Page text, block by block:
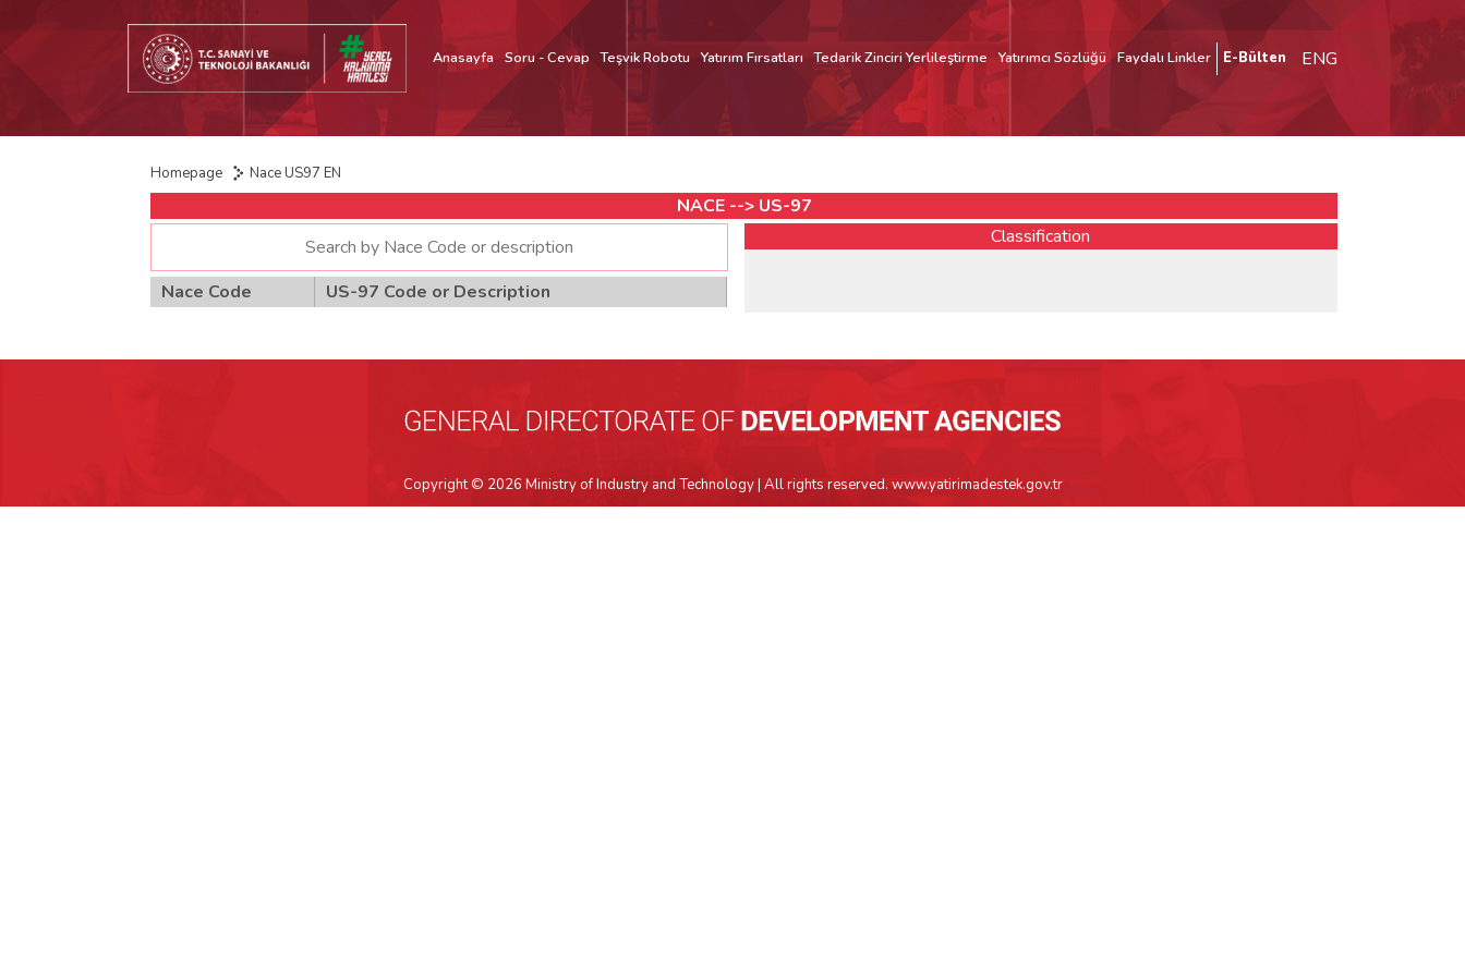
Anasayfa Soru - Cevap Teşvik Robotu Yatırım Fırsatları Tedarik Zinciri Yerlileştirme Yatırımcı Sözlüğü Faydalı Linkler E-Bülten ENG
Homepage Nace US97 EN
NACE --> US-97
Nace Code US-97 Code or Description
Classification
Copyright © 2026 Ministry of Industry and Technology | All rights reserved. www.yatirimadestek.gov.tr